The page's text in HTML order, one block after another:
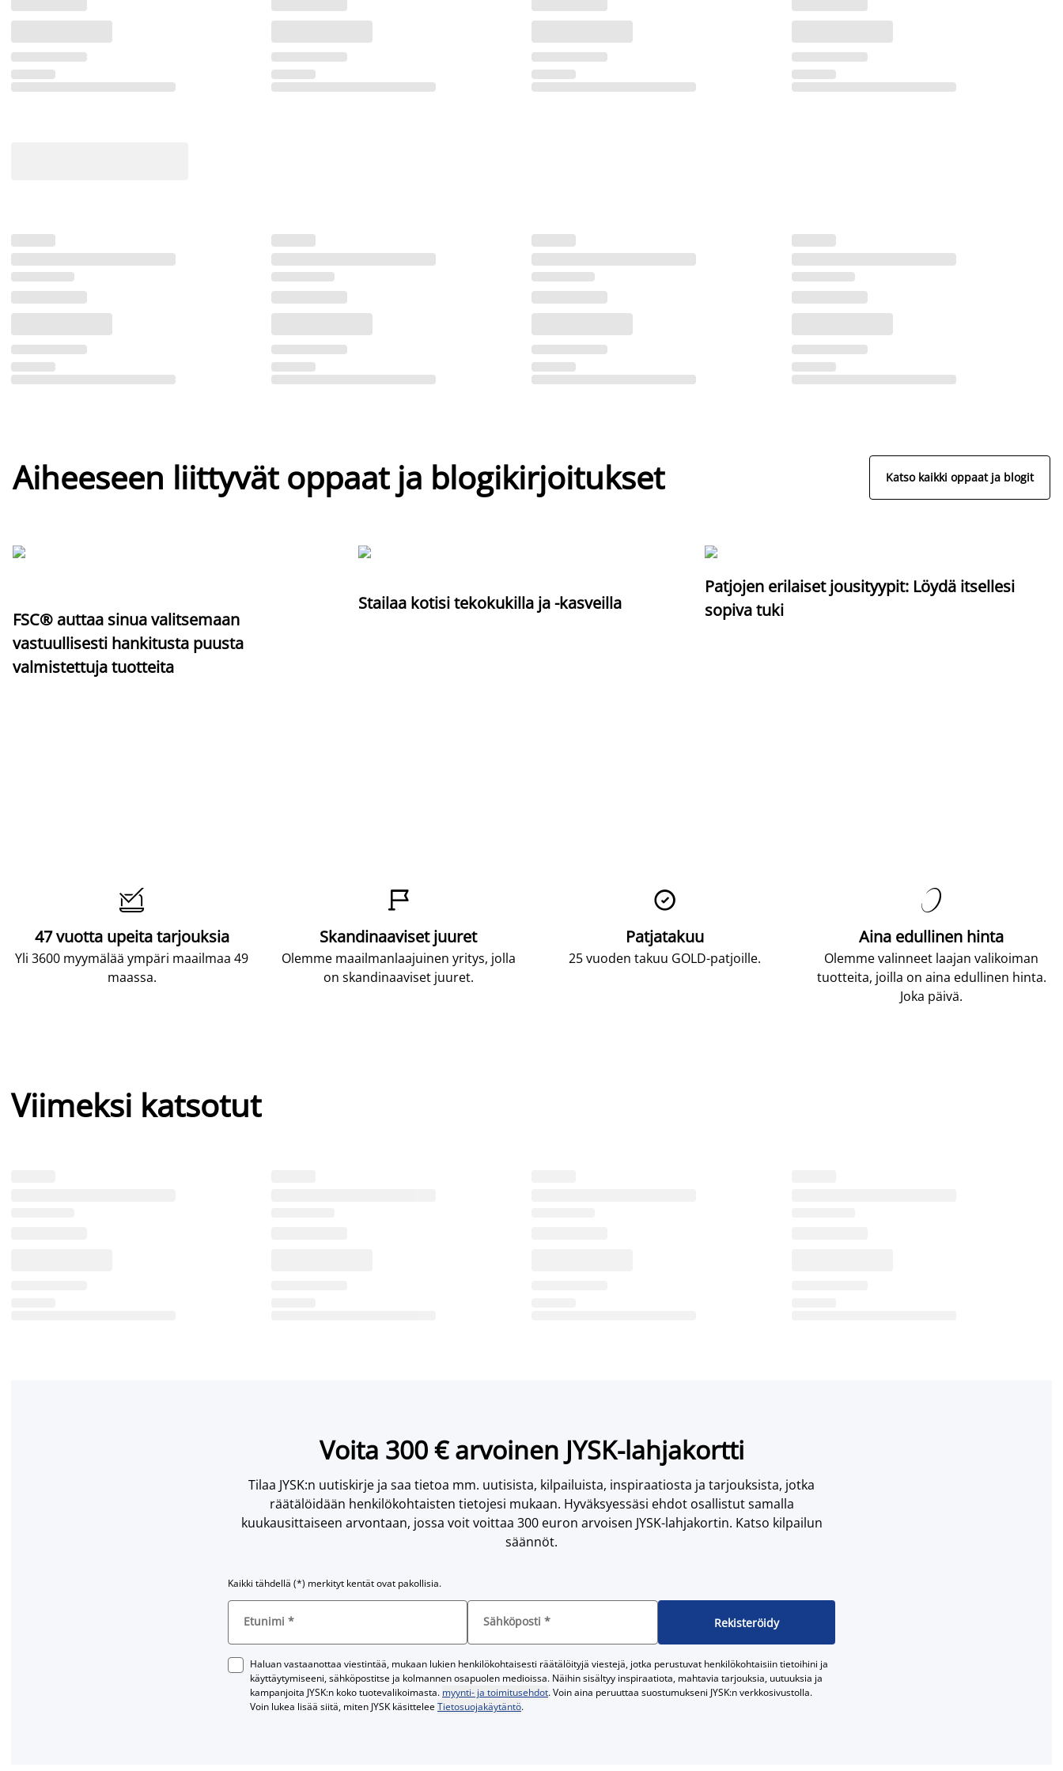
Aiheeseen liittyvät oppaat ja blogikirjoitukset Katso kaikki oppaat ja blogit
FSC® auttaa sinua valitsemaan
vastuullisesti hankitusta puusta
valmistettuja tuotteita
Stailaa kotisi tekokukilla ja -kasveilla
Patjojen erilaiset jousityypit: Löydä itsellesi
sopiva tuki

47 vuotta upeita tarjouksia
Yli 3600 myymälää ympäri maailmaa 49
maassa.

Skandinaaviset juuret
Olemme maailmanlaajuinen yritys, jolla
on skandinaaviset juuret.

Patjatakuu
25 vuoden takuu GOLD-patjoille.

Aina edullinen hinta
Olemme valinneet laajan valikoiman
tuotteita, joilla on aina edullinen hinta.
Joka päivä.
Viimeksi katsotut
Voita 300 € arvoinen JYSK-lahjakortti
Tilaa JYSK:n uutiskirje ja saa tietoa mm. uutisista, kilpailuista, inspiraatiosta ja tarjouksista, jotka
räätälöidään henkilökohtaisten tietojesi mukaan. Hyväksyessäsi ehdot osallistut samalla
kuukausittaiseen arvontaan, jossa voit voittaa 300 euron arvoisen JYSK-lahjakortin. Katso kilpailun
säännöt.
Kaikki tähdellä (*) merkityt kentät ovat pakollisia.
Etunimi * Sähköposti * Rekisteröidy
Haluan vastaanottaa viestintää, mukaan lukien henkilökohtaisesti räätälöityjä viestejä, jotka perustuvat henkilökohtaisiin tietoihini ja
käyttäytymiseeni, sähköpostitse ja kolmannen osapuolen medioissa. Näihin sisältyy inspiraatiota, mahtavia tarjouksia, uutuuksia ja
kampanjoita JYSK:n koko tuotevalikoimasta. myynti- ja toimitusehdot. Voin aina peruuttaa suostumukseni JYSK:n verkkosivustolla.
Voin lukea lisää siitä, miten JYSK käsitteleeTietosuojakäytäntö.